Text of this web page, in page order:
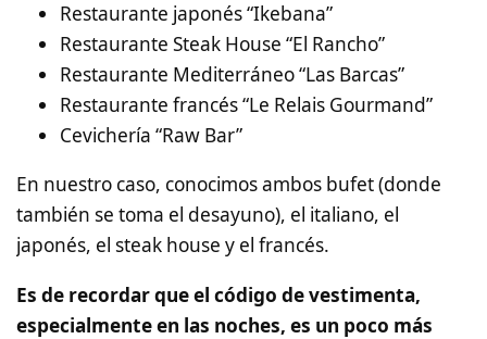
Restaurante japonés “Ikebana”
Restaurante Steak House “El Rancho”
Restaurante Mediterráneo “Las Barcas”
Restaurante francés “Le Relais Gourmand”
Cevichería “Raw Bar”
En nuestro caso, conocimos ambos bufet (donde
también se toma el desayuno), el italiano, el
japonés, el steak house y el francés.
Es de recordar que el código de vestimenta,
especialmente en las noches, es un poco más